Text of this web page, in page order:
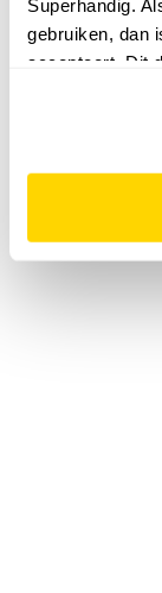
Superhandig.
gebruiken, dan
accepteert. Dit
website niet